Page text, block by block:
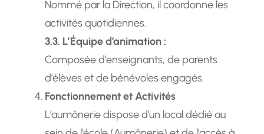
Nommé par la Direction, il coordonne les
activités quotidiennes.
3.3. L’Équipe d’animation :
Composée d’enseignants, de parents
d’élèves et de bénévoles engagés.
Fonctionnement et Activités
L’aumônerie dispose d’un local dédié au